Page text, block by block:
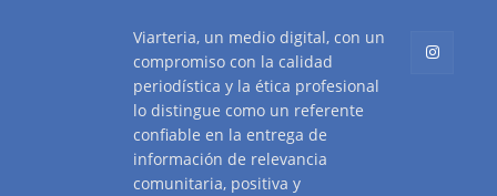
Viarteria, un medio digital, con un
compromiso con la calidad
periodística y la ética profesional
lo distingue como un referente
confiable en la entrega de
información de relevancia
comunitaria, positiva y